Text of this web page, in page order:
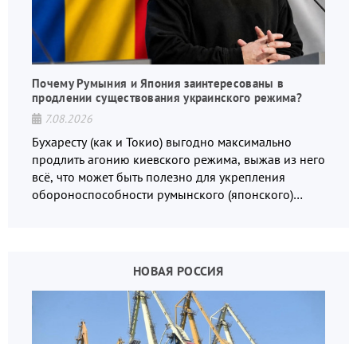
Почему Румыния и Япония заинтересованы в
продлении существования украинского режима?
7.08.2026
Бухаресту (как и Токио) выгодно максимально
продлить агонию киевского режима, выжав из него
всё, что может быть полезно для укрепления
обороноспособности румынского (японского)
НОВАЯ РОССИЯ